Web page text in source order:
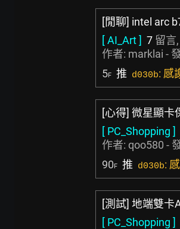
[閒聊] intel arc
[ AI_Art ] 7 留言
作者: marklai -
5F 推 d030b: 感
[心得] 微星顯卡
[ PC_Shopping ]
作者: qoo580 -
90F 推 d030b:
[測試] 地端雙卡
[ PC_Shopping ]